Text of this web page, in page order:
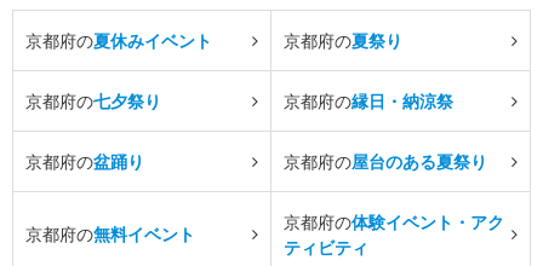
京都府の夏休みイベント 京都府の夏祭り
京都府の七夕祭り 京都府の縁日・納涼祭
京都府の盆踊り 京都府の屋台のある夏祭り
京都府の無料イベント
京都府の体験イベント・アク
ティビティ